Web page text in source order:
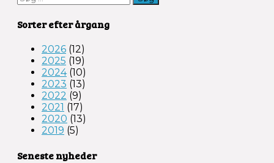
efter:
Sorter efter årgang
2026 (12)
2025 (19)
2024(10)
2023 (13)
2022 (9)
2021 (17)
2020 (13)
2019 (5)
Seneste nyheder